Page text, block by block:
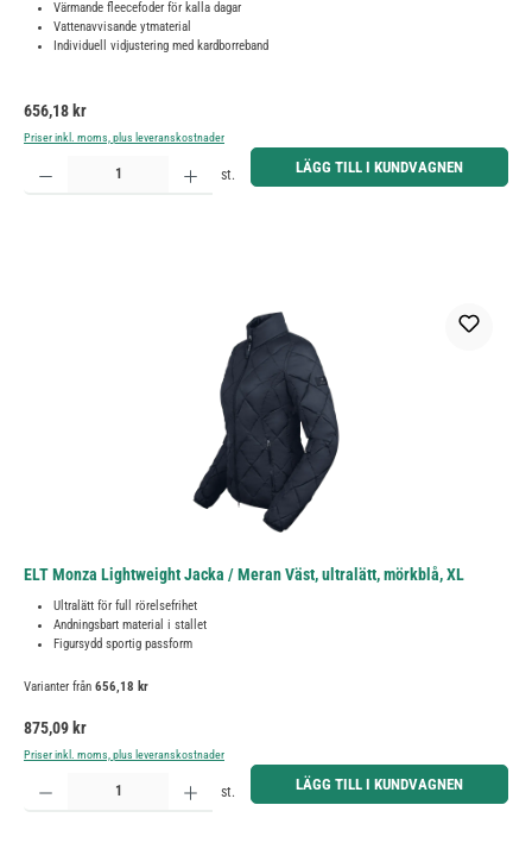
Värmande fleecefoder för kalla dagar
Vattenavvisande ytmaterial
Individuell vidjustering med kardborreband
Ordinarie pris:
656,18 kr
Priser inkl. moms, plus leveranskostnader
Produktkvantitet: Ange önskat belopp eller använd knapparna för att öka eller minska kvantiteten.
st. LÄGG TILL I KUNDVAGNEN
ELT Monza Lightweight Jacka / Meran Väst, ultralätt, mörkblå, XL
Ultralätt för full rörelsefrihet
Andningsbart material i stallet
Figursydd sportig passform
Varianter från 656,18 kr
Ordinarie pris:
875,09 kr
Priser inkl. moms, plus leveranskostnader
Produktkvantitet: Ange önskat belopp eller använd knapparna för att öka eller minska kvantiteten.
st. LÄGG TILL I KUNDVAGNEN